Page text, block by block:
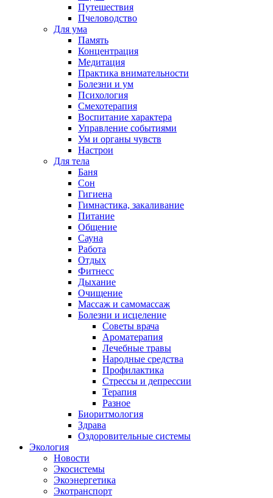
Путешествия
Пчеловодство
Для ума
Память
Концентрация
Медитация
Практика внимательности
Болезни и ум
Психология
Смехотерапия
Воспитание характера
Управление событиями
Ум и органы чувств
Настрои
Для тела
Баня
Сон
Гигиена
Гимнастика, закаливание
Питание
Общение
Сауна
Работа
Отдых
Фитнесс
Дыхание
Очищение
Массаж и самомассаж
Болезни и исцеление
Советы врача
Ароматерапия
Лечебные травы
Народные средства
Профилактика
Стрессы и депрессии
Терапия
Разное
Биоритмология
Здрава
Оздоровительные системы
Экология
Новости
Экосистемы
Экоэнергетика
Экотранспорт